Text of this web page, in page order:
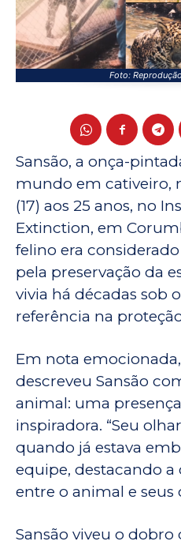
Foto:
Sansão, a onça-
mundo em cativeiro,
(17) aos 25 anos, no
Extinction, em
felino era
pela preservação da
vivia há décadas sob
referência na
Em nota
descreveu Sansão
animal: uma
inspiradora. “Seu
quando já estava
equipe, destacando
entre o animal e seus
Sansão viveu o dobro